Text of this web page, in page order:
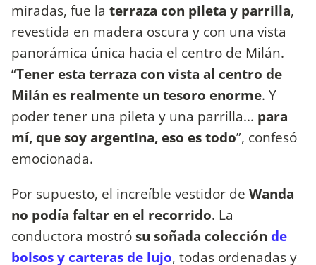
miradas, fue la terraza con pileta y parrilla,
revestida en madera oscura y con una vista
panorámica única hacia el centro de Milán.
“Tener esta terraza con vista al centro de
Milán es realmente un tesoro enorme. Y
poder tener una pileta y una parrilla... para
mí, que soy argentina, eso es todo”, confesó
emocionada.
Por supuesto, el increíble vestidor de Wanda
no podía faltar en el recorrido. La
conductora mostrósu soñada colección de
bolsos y carteras de lujo, todas ordenadas y